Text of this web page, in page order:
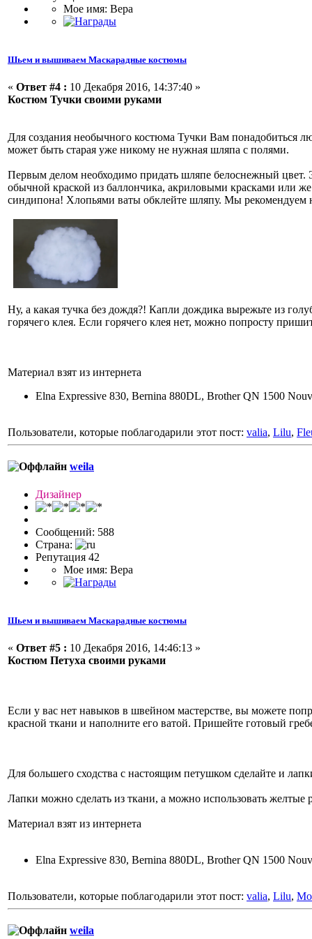
Мое имя: Вера
Шьем и вышиваем Маскарадные костюмы
« Ответ #4 : 10 Декабря 2016, 14:37:40 »
Костюм Тучки своими руками
Для создания необычного костюма Тучки Вам понадобиться
может быть старая уже никому не нужная шляпа с полями.
Первым делом необходимо придать шляпе белоснежный цвет.
обычной краской из баллончика, акриловыми красками или
синдипона! Хлопьями ваты обклейте шляпу. Мы рекомендуем
Ну, а какая тучка без дождя?! Капли дождика вырежьте из
горячего клея. Если горячего клея нет, можно попросту
Материал взят из интернета
Elna Expressive 830, Bernina 880DL, Brother QN 1500
Пользователи, которые поблагодарили этот пост: valia, Lilu,
weila
Дизайнер
Сообщений: 588
Страна:
Репутация 42
Мое имя: Вера
Шьем и вышиваем Маскарадные костюмы
« Ответ #5 : 10 Декабря 2016, 14:46:13 »
Костюм Петуха своими руками
Если у вас нет навыков в швейном мастерстве, вы можете
красной ткани и наполните его ватой. Пришейте готовый
Для большего сходства с настоящим петушком сделайте и
Лапки можно сделать из ткани, а можно использовать желтые
Материал взят из интернета
Elna Expressive 830, Bernina 880DL, Brother QN 1500
Пользователи, которые поблагодарили этот пост: valia, Lilu,
weila